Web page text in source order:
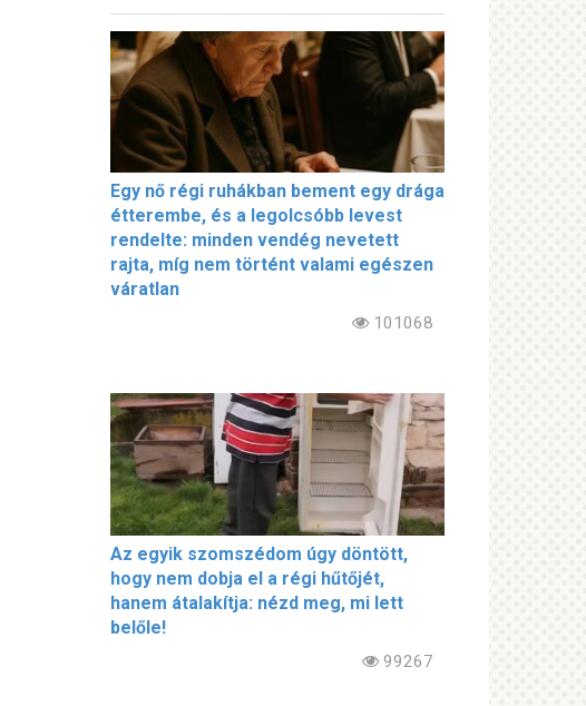
Egy nő régi ruhákban bement egy drága
étterembe, és a legolcsóbb levest
rendelte: minden vendég nevetett
rajta, míg nem történt valami egészen
váratlan
101068
Az egyik szomszédom úgy döntött,
hogy nem dobja el a régi hűtőjét,
hanem átalakítja: nézd meg, mi lett
belőle!
99267